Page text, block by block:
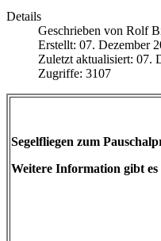
Details
Geschrieben von Rolf
Erstellt: 07. Dezember
Zuletzt aktualisiert: 07.
Zugriffe: 3107
Segelfliegen zum
Weitere Information gibt